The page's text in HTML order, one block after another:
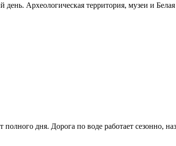
день. Археологическая территория, музеи и
дня. Дорога по воде работает сезонно,